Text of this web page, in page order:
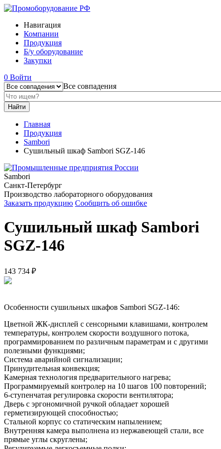
Навигация
Компании
Продукция
Б/у оборудование
Закупки
0 Войти
Все совпадения
Главная
Продукция
Sambori
Сушильный шкаф Sambori SGZ-146
Sambori
Санкт-Петербург
Производство лабораторного оборудования
Заказать продукцию Сообщить об ошибке
Сушильный шкаф Sambori
SGZ-146
143 734 ₽
Особенности сушильных шкафов Sambori SGZ-146:
Цветной ЖК-дисплей с сенсорными клавишами, контролем
температуры, контролем скорости воздушного потока,
программированием по различным параметрам и с другими
полезными функциями;
Система аварийной сигнализации;
Принудительная конвекция;
Камерная технология предварительного нагрева;
Программируемый контролер на 10 шагов 100 повторений;
6-ступенчатая регулировка скорости вентилятора;
Дверь с эргономичной ручкой обладает хорошей
герметизирующей способностью;
Стальной корпус со статическим напылением;
Внутренняя камера выполнена из нержавеющей стали, все
прямые углы скруглены;